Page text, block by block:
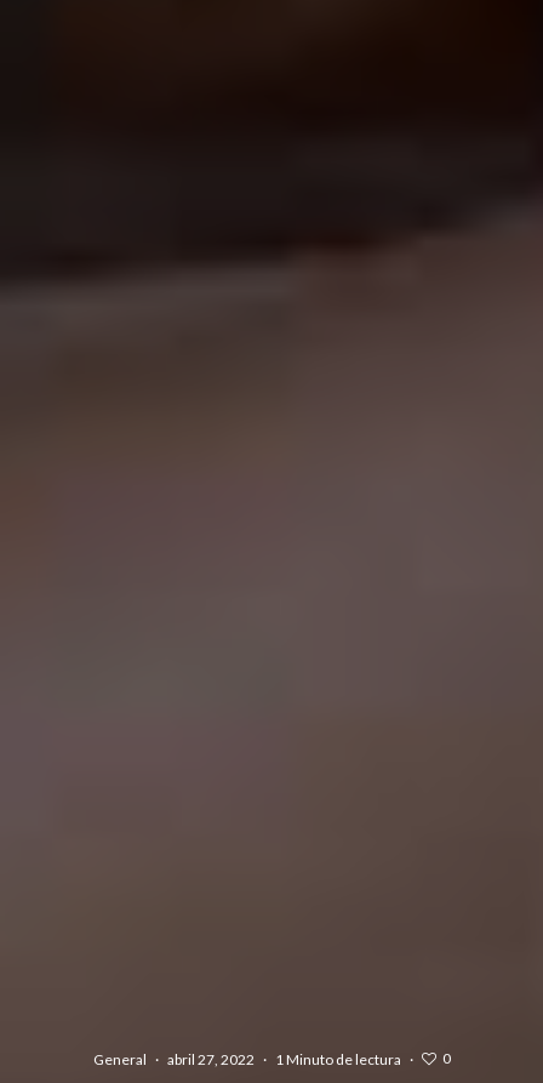
General · abril 27, 2022 · 1 Minuto de lectura · 0